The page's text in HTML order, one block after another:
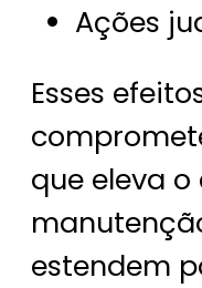
Ações
Esses
que eleva
estendem